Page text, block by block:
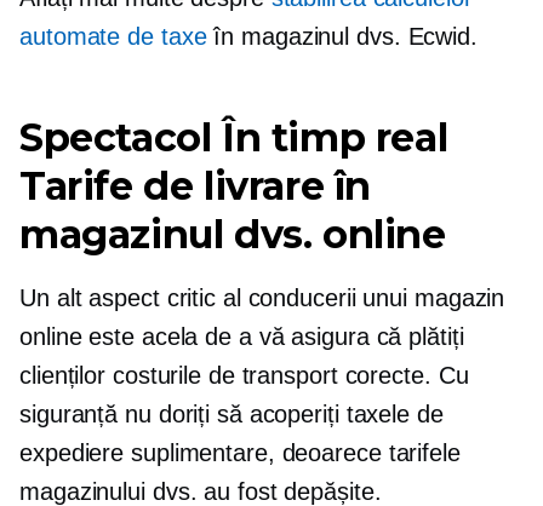
automate de taxeîn magazinul dvs. Ecwid.
SpectacolÎn timp real
Tarife de livrare în
magazinul dvs. online
Un alt aspect critic al conducerii unui magazin
online este acela de a vă asigura că plătiți
clienților costurile de transport corecte. Cu
siguranță nu doriți să acoperiți taxele de
expediere suplimentare, deoarece tarifele
magazinului dvs. au fost depășite.